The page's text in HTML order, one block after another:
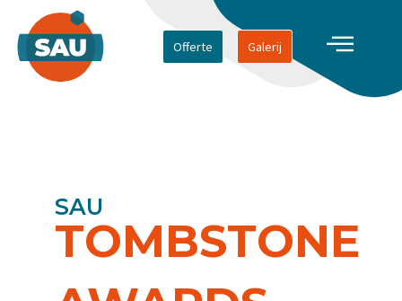
Offerte Galerij
SAU
TOMBSTONE